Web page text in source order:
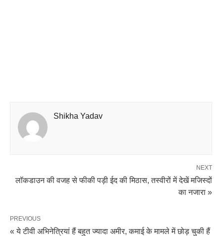
Shikha Yadav
NEXT
लॉकडाउन की वजह से फीकी पड़ी ईद की मिठास, तस्वीरों में देखें मजिस्दों
का नजारा »
PREVIOUS
« ये टीवी अभिनेत्रियां हैं बहुत ज्यादा अमीर, कमाई के मामले में छोड़ चुकी हैं